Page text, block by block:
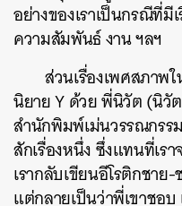
อย่างของเราเป็นกรณีที่มี
ความสัมพันธ์ งาน ฯลฯ
ส่วนเรื่องเพศสภาพ
นิยาย Y ด้วย พี่นิวัต (นิวั
สำนักพิมพ์เม่นวรรณกรร
สักเรื่องหนึ่ง ซึ่งแทนที่เร
เรากลับเขียนอีโรติกชาย-
แต่กลายเป็นว่าพี่เขาชอ